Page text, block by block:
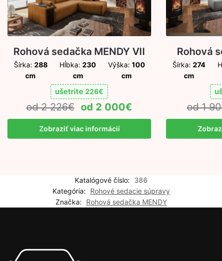
Rohová sedačka MENDY VII
Šírka: 288
cm
Hĺbka: 230
cm
Výška: 100
cm
ušetrite 226€
2 226€ 2 000€
Zobraziť viac informácií
Rohová
Šírka: 274
cm
1
Katalógové číslo:
386
Kategória:
Rohové sedacie súpravy
Značka:
Rohová sedačka MENDY